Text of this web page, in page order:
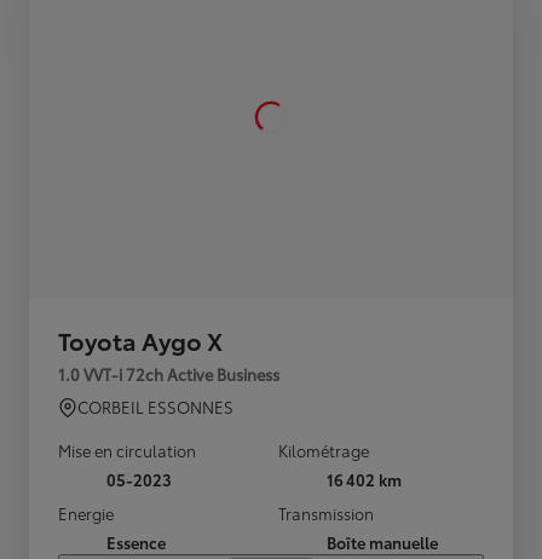
Toyota Aygo X
1.0 VVT-i 72ch Active Business
CORBEIL ESSONNES
Mise en circulation
05-2023
Kilométrage
16 402 km
Energie
Essence
Transmission
Boîte manuelle